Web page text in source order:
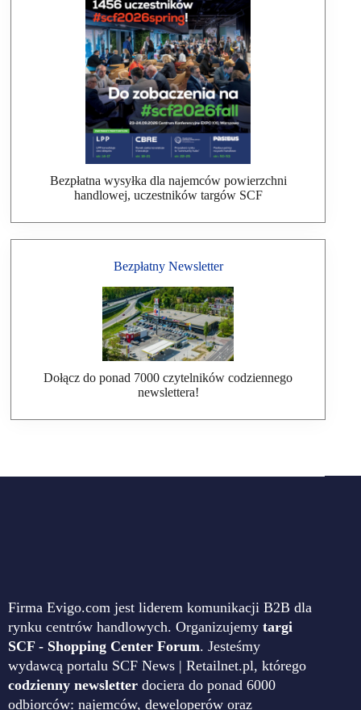
Bezpłatna wysyłka dla najemców powierzchni
handlowej, uczestników targów SCF
Bezpłatny Newsletter
Dołącz do ponad 7000 czytelników codziennego
newslettera!
Firma Evigo.com jest liderem komunikacji B2B dla
rynku centrów handlowych. Organizujemy targi
SCF - Shopping Center Forum. Jesteśmy
wydawcą portalu SCF News | Retailnet.pl, którego
codzienny newsletter dociera do ponad 6000
odbiorców: najemców, deweloperów oraz